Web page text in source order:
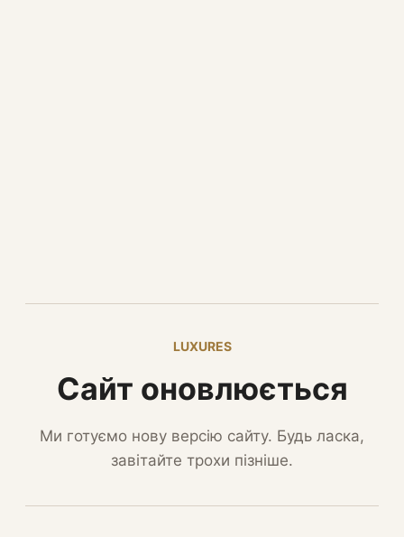
LUXURES
Сайт оновлюється
Ми готуємо нову версію сайту. Будь ласка,
завітайте трохи пізніше.